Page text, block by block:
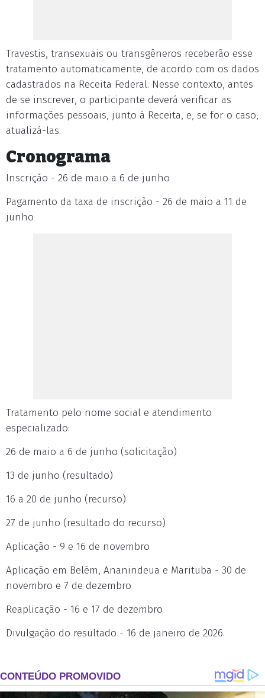
Travestis, transexuais ou transgêneros receberão esse
tratamento automaticamente, de acordo com os dados
cadastrados na Receita Federal. Nesse contexto, antes
de se inscrever, o participante deverá verificar as
informações pessoais, junto à Receita, e, se for o caso,
atualizá-las.
Cronograma
Inscrição - 26 de maio a 6 de junho
Pagamento da taxa de inscrição - 26 de maio a 11 de
junho
Tratamento pelo nome social e atendimento
especializado:
26 de maio a 6 de junho (solicitação)
13 de junho (resultado)
16 a 20 de junho (recurso)
27 de junho (resultado do recurso)
Aplicação - 9 e 16 de novembro
Aplicação em Belém, Ananindeua e Marituba - 30 de
novembro e 7 de dezembro
Reaplicação - 16 e 17 de dezembro
Divulgação do resultado - 16 de janeiro de 2026.